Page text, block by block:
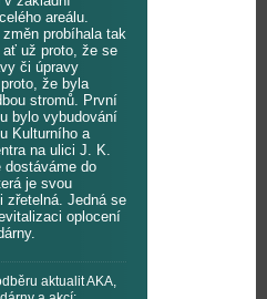
areálu.
probíhala tak
už proto, že se
či úpravy
že byla
stromů. První
bylo vybudování
Kulturního a
na ulici J. K.
dostáváme do
je svou
zřetelná. Jedná se
oplocení
aktualit AKA,